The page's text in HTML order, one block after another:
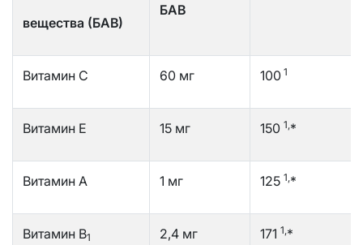
вещества (БАВ)
БАВ
Витамин С 60 мг 100 1
Витамин Е 15 мг 150 1, *
Витамин А 1 мг 125 1, *
Витамин В1 2,4 мг 171 1, *